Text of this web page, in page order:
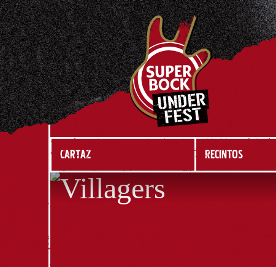
CARTAZ RECINTOS